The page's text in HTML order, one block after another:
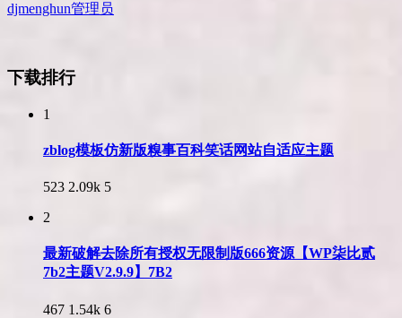
djmenghun管理员
下载排行
1
zblog模板仿新版糗事百科笑话网站自适应主题
523 2.09k 5
2
最新破解去除所有授权无限制版666资源【WP柒比贰
7b2主题V2.9.9】7B2
467 1.54k 6